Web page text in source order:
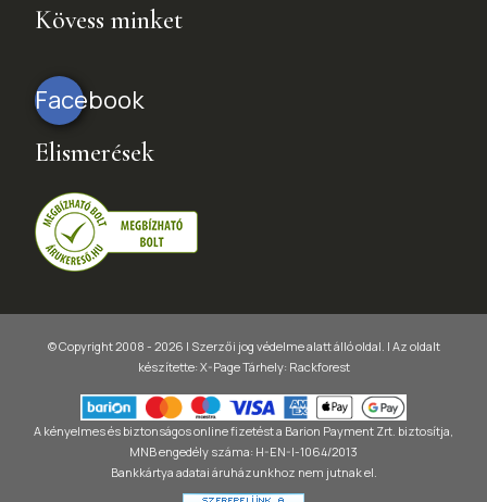
Kövess minket
Facebook
Elismerések
© Copyright 2008 - 2026 | Szerzői jog védelme alatt álló oldal. | Az oldalt
készítette: X-PageTárhely: Rackforest
A kényelmes és biztonságos online fizetést a Barion Payment Zrt. biztosítja,
MNB engedély száma: H-EN-I-1064/2013
Bankkártya adatai áruházunkhoz nem jutnak el.